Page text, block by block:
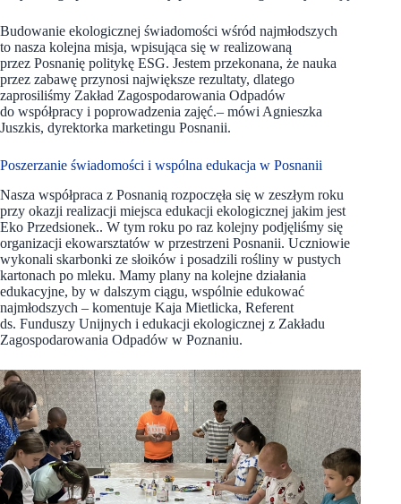
Budowanie ekologicznej świadomości wśród najmłodszych
to nasza kolejna misja, wpisująca się w realizowaną
przez Posnanię politykę ESG. Jestem przekonana, że nauka
przez zabawę przynosi największe rezultaty, dlatego
zaprosiliśmy Zakład Zagospodarowania Odpadów
do współpracy i poprowadzenia zajęć.– mówi Agnieszka
Juszkis, dyrektorka marketingu Posnanii.
Poszerzanie świadomości i wspólna edukacja w Posnanii
Nasza współpraca z Posnanią rozpoczęła się w zeszłym roku
przy okazji realizacji miejsca edukacji ekologicznej jakim jest
Eko Przedsionek.. W tym roku po raz kolejny podjęliśmy się
organizacji ekowarsztatów w przestrzeni Posnanii. Uczniowie
wykonali skarbonki ze słoików i posadzili rośliny w pustych
kartonach po mleku. Mamy plany na kolejne działania
edukacyjne, by w dalszym ciągu, wspólnie edukować
najmłodszych – komentuje Kaja Mietlicka, Referent
ds. Funduszy Unijnych i edukacji ekologicznej z Zakładu
Zagospodarowania Odpadów w Poznaniu.